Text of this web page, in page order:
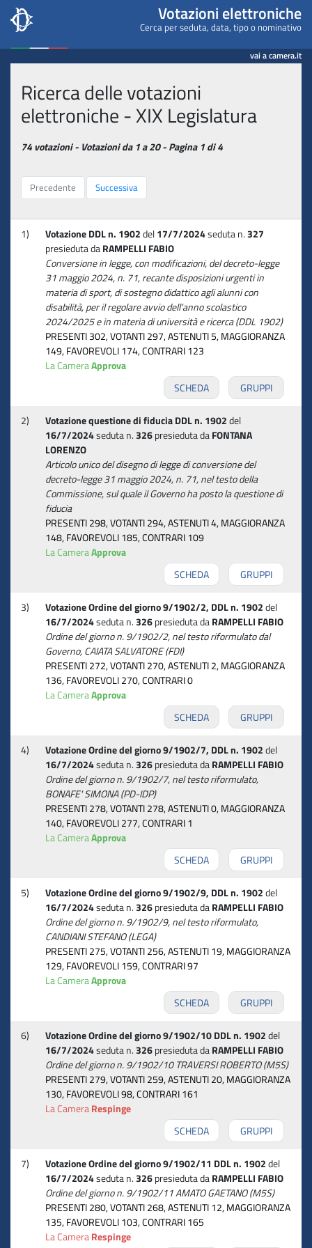
Camera dei deputati -
Votazioni elettroniche
Cerca per seduta, data, tipo o nominativo
vai a camera.it
Ricerca delle votazioni
elettroniche - XIX Legislatura
74 votazioni - Votazioni da 1 a 20 - Pagina 1 di 4
Precedente Successiva
1) Votazione DDL n. 1902del17/7/2024seduta n.327
presieduta daRAMPELLI FABIO
Conversione in legge, con modificazioni, del decreto-legge
31 maggio 2024, n. 71, recante disposizioni urgenti in
materia di sport, di sostegno didattico agli alunni con
disabilità, per il regolare avvio dell'anno scolastico
2024/2025 e in materia di università e ricerca (DDL 1902)
PRESENTI 302, VOTANTI 297, ASTENUTI 5, MAGGIORANZA
149, FAVOREVOLI 174, CONTRARI 123
La CameraApprova
SCHEDA
GRUPPI
2) Votazione questione di fiducia DDL n. 1902del
16/7/2024seduta n.326presieduta daFONTANA
LORENZO
Articolo unico del disegno di legge di conversione del
decreto-legge 31 maggio 2024, n. 71, nel testo della
Commissione, sul quale il Governo ha posto la questione di
fiducia
PRESENTI 298, VOTANTI 294, ASTENUTI 4, MAGGIORANZA
148, FAVOREVOLI 185, CONTRARI 109
La CameraApprova
SCHEDA
GRUPPI
3) Votazione Ordine del giorno 9/1902/2, DDL n. 1902del
16/7/2024seduta n.326presieduta daRAMPELLI FABIO
Ordine del giorno n. 9/1902/2, nel testo riformulato dal
Governo, CAIATA SALVATORE (FDI)
PRESENTI 272, VOTANTI 270, ASTENUTI 2, MAGGIORANZA
136, FAVOREVOLI 270, CONTRARI 0
La CameraApprova
SCHEDA
GRUPPI
4) Votazione Ordine del giorno 9/1902/7, DDL n. 1902del
16/7/2024seduta n.326presieduta daRAMPELLI FABIO
Ordine del giorno n. 9/1902/7, nel testo riformulato,
BONAFE' SIMONA (PD-IDP)
PRESENTI 278, VOTANTI 278, ASTENUTI 0, MAGGIORANZA
140, FAVOREVOLI 277, CONTRARI 1
La CameraApprova
SCHEDA
GRUPPI
5) Votazione Ordine del giorno 9/1902/9, DDL n. 1902del
16/7/2024seduta n.326presieduta daRAMPELLI FABIO
Ordine del giorno n. 9/1902/9, nel testo riformulato,
CANDIANI STEFANO (LEGA)
PRESENTI 275, VOTANTI 256, ASTENUTI 19, MAGGIORANZA
129, FAVOREVOLI 159, CONTRARI 97
La CameraApprova
SCHEDA
GRUPPI
6) Votazione Ordine del giorno 9/1902/10 DDL n. 1902del
16/7/2024seduta n.326presieduta daRAMPELLI FABIO
Ordine del giorno n. 9/1902/10 TRAVERSI ROBERTO (M5S)
PRESENTI 279, VOTANTI 259, ASTENUTI 20, MAGGIORANZA
130, FAVOREVOLI 98, CONTRARI 161
La CameraRespinge
SCHEDA
GRUPPI
7) Votazione Ordine del giorno 9/1902/11 DDL n. 1902del
16/7/2024seduta n.326presieduta daRAMPELLI FABIO
Ordine del giorno n. 9/1902/11 AMATO GAETANO (M5S)
PRESENTI 280, VOTANTI 268, ASTENUTI 12, MAGGIORANZA
135, FAVOREVOLI 103, CONTRARI 165
La CameraRespinge